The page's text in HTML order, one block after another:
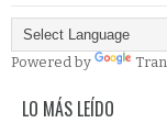
Powered by
LO MÁS LEÍDO